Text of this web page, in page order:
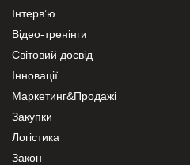
Інтерв’ю
Відео-тренінги
Світовий досвід
Інновації
Маркетинг&Продажі
Закупки
Логістика
Закон